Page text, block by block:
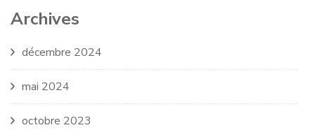
Archives
décembre 2024
mai 2024
octobre 2023